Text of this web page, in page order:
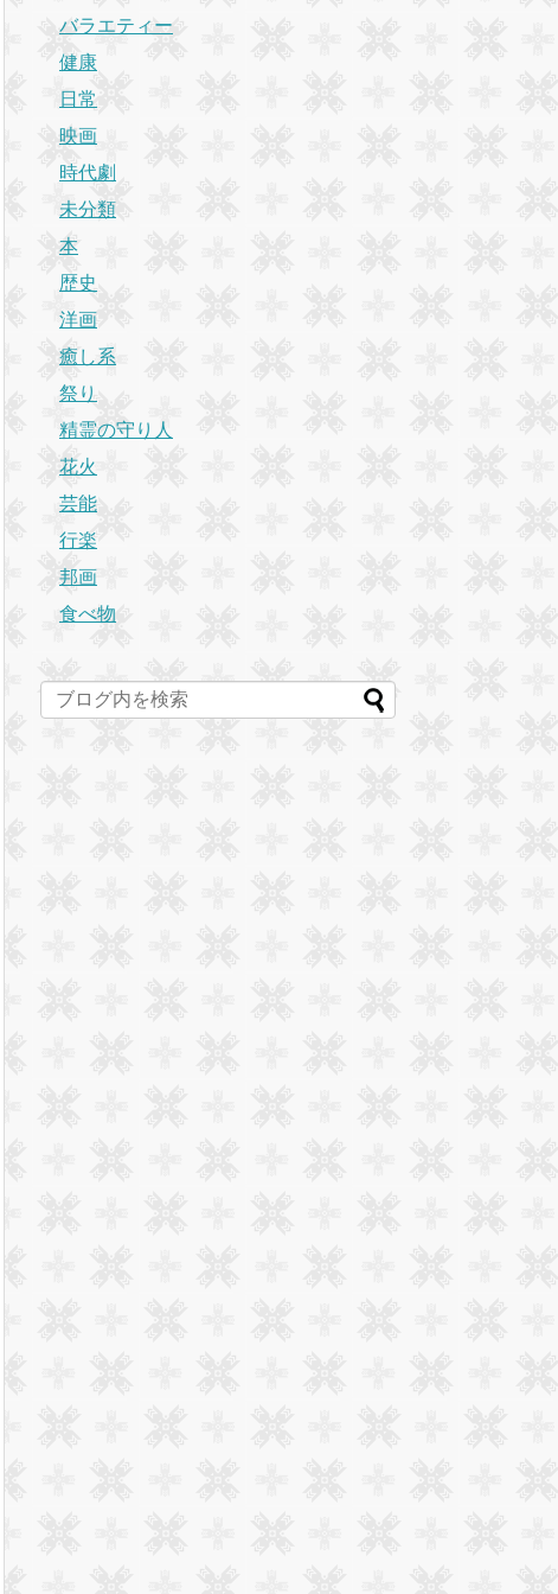
バラエティー
健康
日常
映画
時代劇
未分類
本
歴史
洋画
癒し系
祭り
精霊の守り人
花火
芸能
行楽
邦画
食べ物